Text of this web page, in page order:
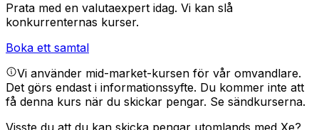
Prata med en valutaexpert idag. Vi kan slå
konkurrenternas kurser.
Boka ett samtal
Vi använder mid-market-kursen för vår omvandlare.
Det görs endast i informationssyfte. Du kommer inte att
få denna kurs när du skickar pengar. Se sändkurserna.